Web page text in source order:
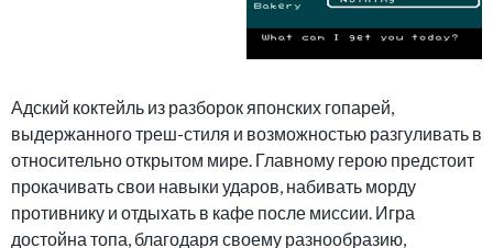
Адский коктейль из разборок японских гопарей,
выдержанного треш-стиля и возможностью разгуливать в
относительно открытом мире. Главному герою предстоит
прокачивать свои навыки ударов, набивать морду
противнику и отдыхать в кафе после миссии. Игра
достойна топа, благодаря своему разнообразию,